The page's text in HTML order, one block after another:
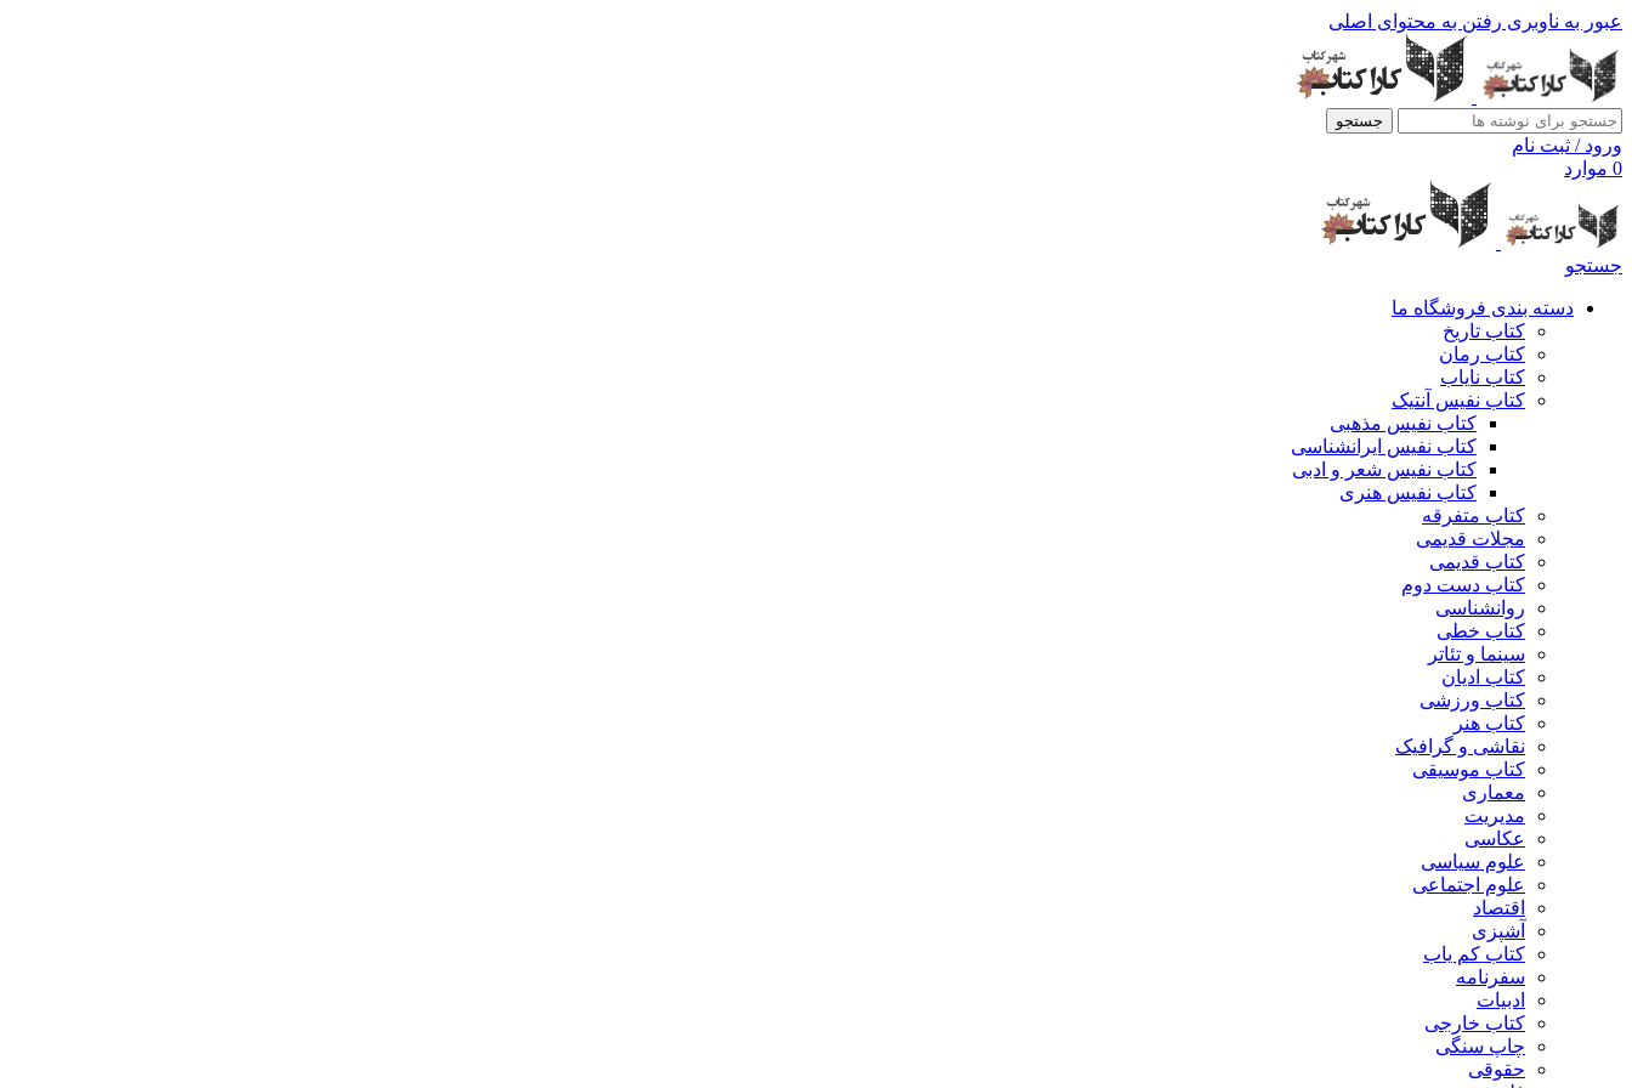
عبور به ناوبری رفتن به محتوای اصلی
جستجو
ورود / ثبت نام
0 موارد
جستجو
دسته بندی فروشگاه ما
کتاب تاریخ
کتاب رمان
کتاب نایاب
کتاب نفیس آنتیک
کتاب نفیس مذهبی
کتاب نفیس ایرانشناسی
کتاب نفیس شعر و ادبی
کتاب نفیس هنری
کتاب متفرقه
مجلات قدیمی
کتاب قدیمی
کتاب دست دوم
روانشناسی
کتاب خطی
سینما و تئاتر
کتاب ادیان
کتاب ورزشی
کتاب هنر
نقاشی و گرافیک
کتاب موسیقی
معماری
مدیریت
عکاسی
علوم سیاسی
علوم اجتماعی
اقتصاد
آشپزی
کتاب کم یاب
سفرنامه
ادبیات
کتاب خارجی
چاپ سنگی
حقوقی